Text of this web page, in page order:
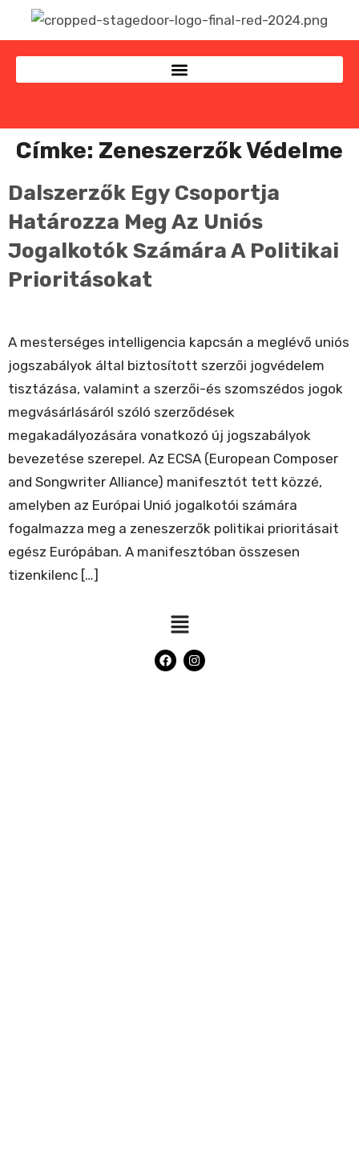
Címke: Zeneszerzők Védelme
Dalszerzők Egy Csoportja
Határozza Meg Az Uniós
Jogalkotók Számára A Politikai
Prioritásokat
A mesterséges intelligencia kapcsán a meglévő uniós
jogszabályok által biztosított szerzői jogvédelem
tisztázása, valamint a szerzői-és szomszédos jogok
megvásárlásáról szóló szerződések
megakadályozására vonatkozó új jogszabályok
bevezetése szerepel. Az ECSA (European Composer
and Songwriter Alliance) manifesztót tett közzé,
amelyben az Európai Unió jogalkotói számára
fogalmazza meg a zeneszerzők politikai prioritásait
egész Európában. A manifesztóban összesen
tizenkilenc […]